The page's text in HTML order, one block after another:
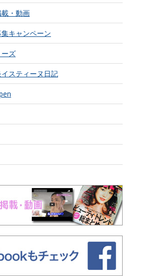
・動画
キャンペーン
ズ
スティーヌ日記